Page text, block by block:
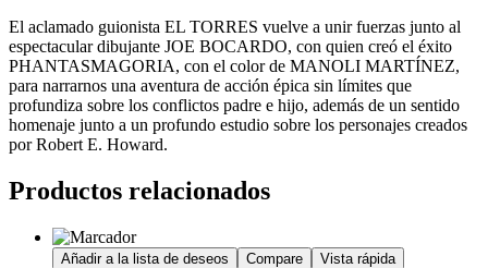
El aclamado guionista EL TORRES vuelve a unir fuerzas junto al
espectacular dibujante JOE BOCARDO, con quien creó el éxito
PHANTASMAGORIA, con el color de MANOLI MARTÍNEZ,
para narrarnos una aventura de acción épica sin límites que
profundiza sobre los conflictos padre e hijo, además de un sentido
homenaje junto a un profundo estudio sobre los personajes creados
por Robert E. Howard.
Productos relacionados
Añadir a la lista de deseos Compare Vista rápida